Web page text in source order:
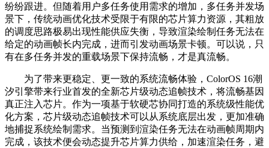
纷纷跟进。但随着用户多任务使用需求的增加，多任务并发场
景下，传统动画优化技术受限于有限的芯片算力资源，其粗放
的调度思路极易出现性能供应失衡，导致渲染绘制任务无法在
给定的动画帧长内完成，进而引发动画场景卡顿。可以说，只
有在多任务并发的重载场景下保持流畅，才是真流畅。
为了带来更稳定、更一致的系统流畅体验，ColorOS 16潮
汐引擎带来行业首发的全新芯片级动态追帧技术，将流畅基因
真正注入芯片。作为一项基于软硬芯协同打造的系统级性能优
化方案，芯片级动态追帧技术可以从系统底层出发，更加准确
地捕捉系统绘制需求。当预测到渲染任务无法在动画帧周期内
完成，该技术便会动态提升芯片算力供给，加速渲染任务，避